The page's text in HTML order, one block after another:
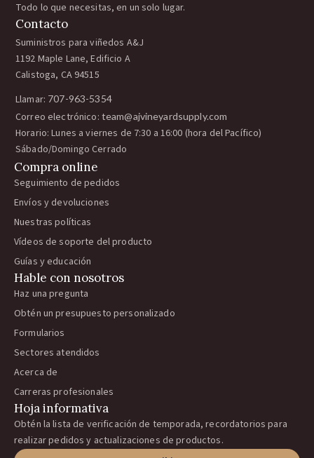
Todo lo que necesitas, en un solo lugar.
Contacto
Suministros para viñedos A&J
1192 Maple Lane, Edificio A
Calistoga, CA 94515
Llamar: 707-963-5354
Correo electrónico: team@ajvineyardsupply.com
Horario: Lunes a viernes de 7:30 a 16:00 (hora del Pacífico)
Sábado/Domingo Cerrado
Compra online
Seguimiento de pedidos
Envíos y devoluciones
Nuestras políticas
Vídeos de soporte del producto
Guías y educación
Hable con nosotros
Haz una pregunta
Obtén un presupuesto personalizado
Formularios
Sectores atendidos
Acerca de
Carreras profesionales
Hoja informativa
Obtén la lista de verificación de temporada, recordatorios para
realizar pedidos y actualizaciones de productos.